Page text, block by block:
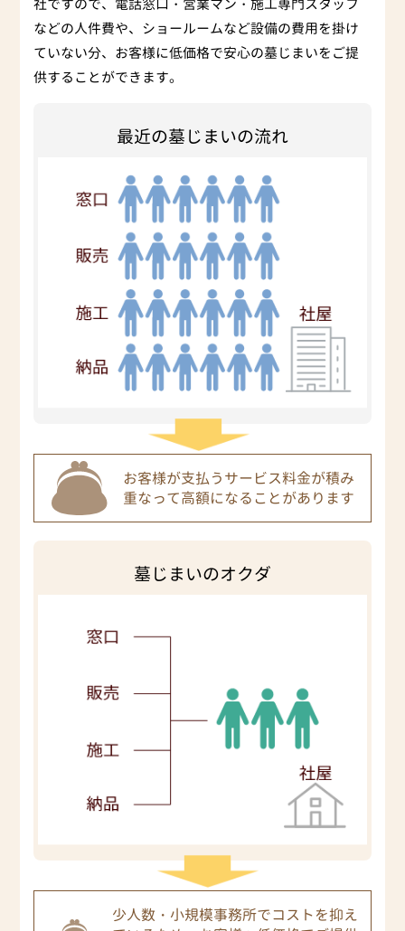
社ですので、電話窓口・営業マン・施工専門スタッフ
などの人件費や、ショールームなど設備の費用を掛け
ていない分、お客様に低価格で安心の墓じまいをご提
供することができます。
最近の墓じまいの流れ
お客様が支払うサービス料金が積み
重なって高額になることがあります
墓じまいのオクダ
少人数・小規模事務所でコストを抑え